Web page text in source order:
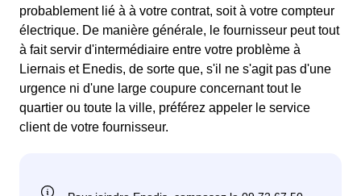
probablement lié à à votre contrat, soit à votre compteur
électrique. De manière générale, le fournisseur peut tout
à fait servir d'intermédiaire entre votre problème à
Liernais et Enedis, de sorte que, s'il ne s'agit pas d'une
urgence ni d'une large coupure concernant tout le
quartier ou toute la ville, préférez appeler le service
client de votre fournisseur.